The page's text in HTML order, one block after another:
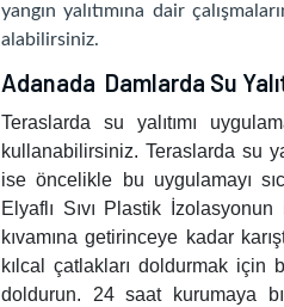
yangın yalıtımına dair
alabilirsiniz.
Adanada Damlarda Su
Teraslarda su yalıtımı
kullanabilirsiniz. Teraslarda su
ise öncelikle bu uygulamayı
Elyaflı Sıvı Plastik
kıvamına getirinceye kadar
kılcal çatlakları doldurmak için
doldurun. 24 saat kurumaya